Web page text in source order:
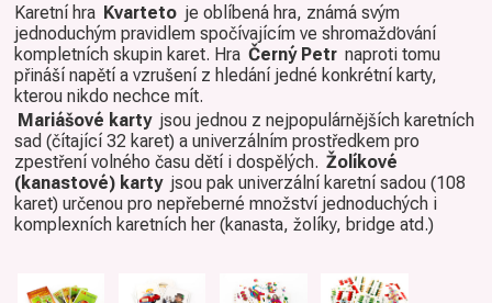
Karetní hra Kvarteto je oblíbená hra, známá svým
jednoduchým pravidlem spočívajícím ve shromažďování
kompletních skupin karet. Hra Černý Petr naproti tomu
přináší napětí a vzrušení z hledání jedné konkrétní karty,
kterou nikdo nechce mít.
Mariášové karty jsou jednou z nejpopulárnějších karetních
sad (čítající 32 karet) a univerzálním prostředkem pro
zpestření volného času dětí i dospělých. Žolíkové
(kanastové) karty jsou pak univerzální karetní sadou (108
karet) určenou pro nepřeberné množství jednoduchých i
komplexních karetních her (kanasta, žolíky, bridge atd.)